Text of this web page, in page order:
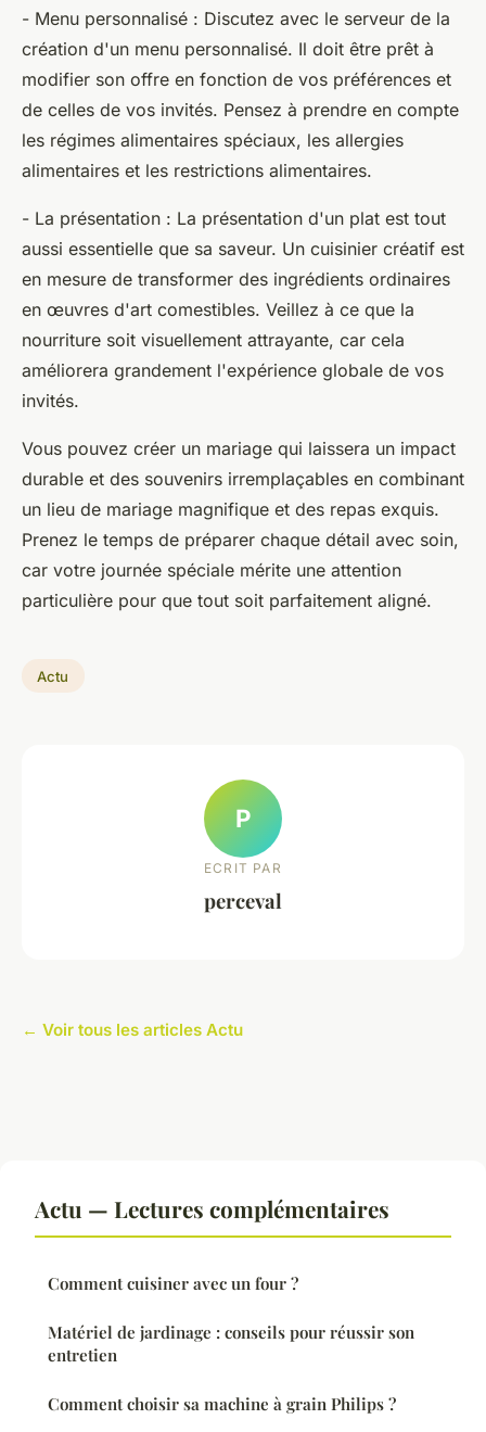
- Menu personnalisé : Discutez avec le serveur de la
création d'un menu personnalisé. Il doit être prêt à
modifier son offre en fonction de vos préférences et
de celles de vos invités. Pensez à prendre en compte
les régimes alimentaires spéciaux, les allergies
alimentaires et les restrictions alimentaires.
- La présentation : La présentation d'un plat est tout
aussi essentielle que sa saveur. Un cuisinier créatif est
en mesure de transformer des ingrédients ordinaires
en œuvres d'art comestibles. Veillez à ce que la
nourriture soit visuellement attrayante, car cela
améliorera grandement l'expérience globale de vos
invités.
Vous pouvez créer un mariage qui laissera un impact
durable et des souvenirs irremplaçables en combinant
un lieu de mariage magnifique et des repas exquis.
Prenez le temps de préparer chaque détail avec soin,
car votre journée spéciale mérite une attention
particulière pour que tout soit parfaitement aligné.
Actu
P
ECRIT PAR
perceval
← Voir tous les articles Actu
Actu — Lectures complémentaires
Comment cuisiner avec un four ?
Matériel de jardinage : conseils pour réussir son
entretien
Comment choisir sa machine à grain Philips ?